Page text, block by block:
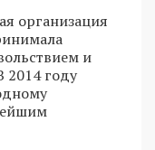
организация
и
2014 году